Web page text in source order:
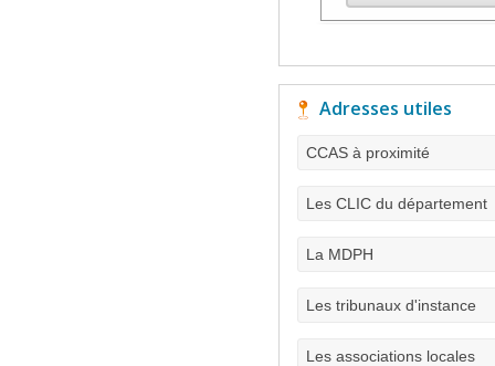
Adresses utiles
CCAS à proximité
Les CLIC du département
La MDPH
Les tribunaux d'instance
Les associations locales